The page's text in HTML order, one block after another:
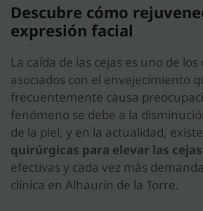
Descubre cómo
expresión facial
La caída de las cejas es uno de los
asociados con el envejecimiento
frecuentemente causa
fenómeno se debe a la
de la piel, y en la actualidad,
quirúrgicas para elevar las cejas
efectivas y cada vez más
clínica en Alhaurín de la Torre.